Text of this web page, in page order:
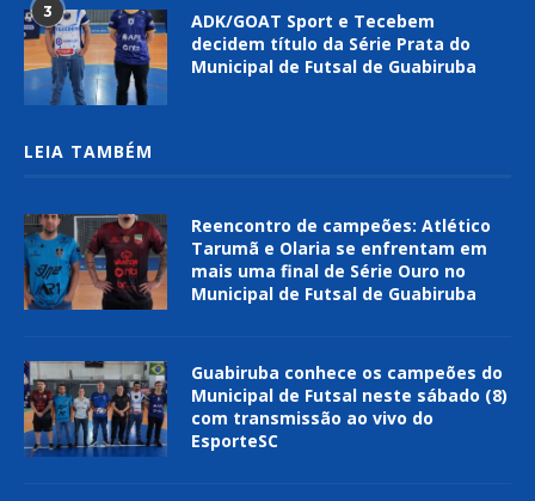
3
ADK/GOAT Sport e Tecebem
decidem título da Série Prata do
Municipal de Futsal de Guabiruba
LEIA TAMBÉM
Reencontro de campeões: Atlético
Tarumã e Olaria se enfrentam em
mais uma final de Série Ouro no
Municipal de Futsal de Guabiruba
Guabiruba conhece os campeões do
Municipal de Futsal neste sábado (8)
com transmissão ao vivo do
EsporteSC